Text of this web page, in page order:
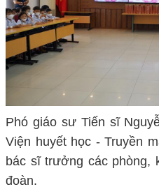
Phó giáo sư Tiến sĩ
Viện huyết học - Truyền
bác sĩ trưởng các phòng,
đoàn.